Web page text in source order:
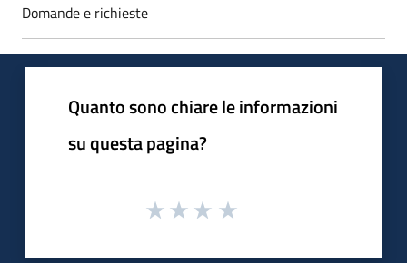
Domande e richieste
Quanto sono chiare le informazioni
su questa pagina?